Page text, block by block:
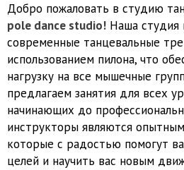
Добро пожаловать в студию
pole dance studio! Наша студия
современные танцевальные
использованием пилона, что
нагрузку на все мышечные
предлагаем занятия для всех
начинающих до
инструкторы являются
которые с радостью помогут
целей и научить вас новым